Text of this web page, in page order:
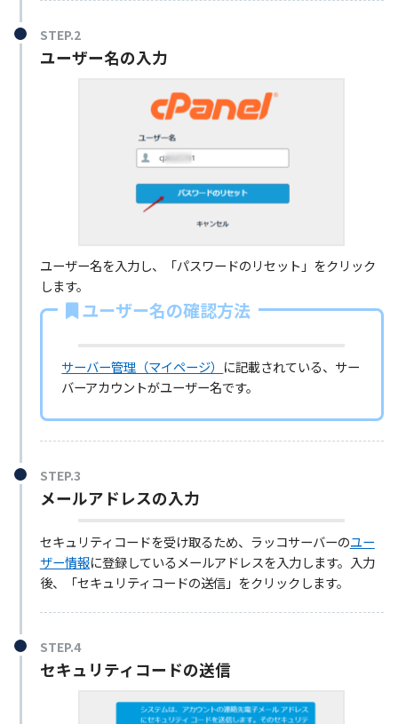
STEP.2
ユーザー名の入力
ユーザー名を入力し、「パスワードのリセット」をクリック
します。
ユーザー名の確認方法
サーバー管理（マイページ） に記載されている、サー
バーアカウントがユーザー名です。
STEP.3
メールアドレスの入力
セキュリティコードを受け取るため、ラッコサーバーのユー
ザー情報に登録しているメールアドレスを入力します。入力
後、「セキュリティコードの送信」をクリックします。
STEP.4
セキュリティコードの送信